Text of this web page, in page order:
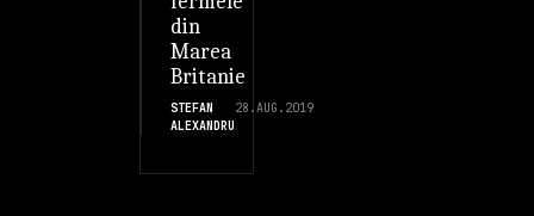
din
Marea
Britanie
STEFAN
ALEXANDRU
28.AUG.2019